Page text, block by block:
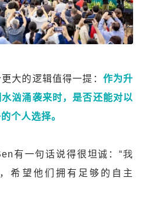
大的逻辑值得一提： 作为升
汹涌袭来时，是否还能对以
个人选择。
有一句话说得很坦诚：“我
，希望他们拥有足够的自主